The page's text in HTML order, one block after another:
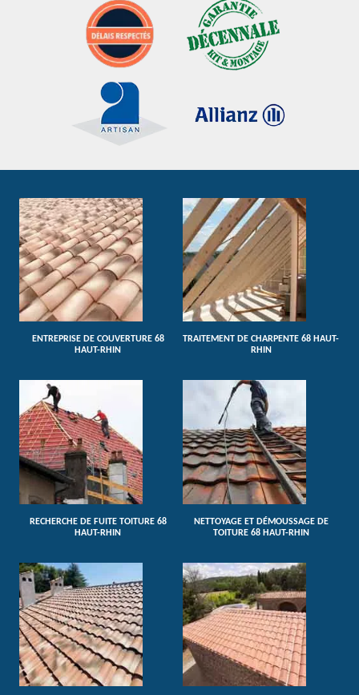
ENTREPRISE DE COUVERTURE 68
HAUT-RHIN
TRAITEMENT DE CHARPENTE 68 HAUT-
RHIN
RECHERCHE DE FUITE TOITURE 68
HAUT-RHIN
NETTOYAGE ET DÉMOUSSAGE DE
TOITURE 68 HAUT-RHIN